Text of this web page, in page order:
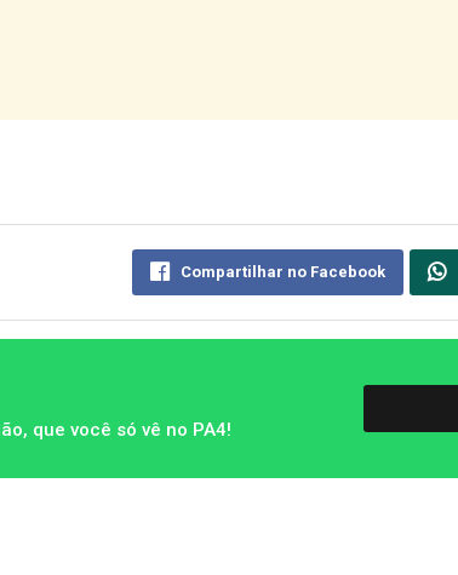
Compartilhar no Facebook
que você só vê no PA4!